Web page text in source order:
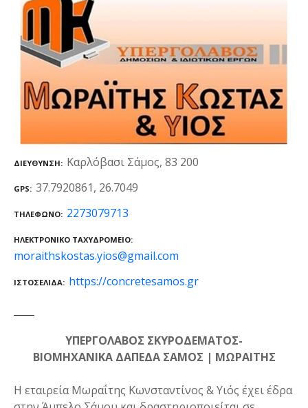
ΔΙΕΎΘΥΝΣΗ Καρλόβασι Σάμος, 83 200
GPS 37.7920861, 26.7049
ΤΗΛΈΦΩΝΟ 2273079713
ΗΛΕΚΤΡΟΝΙΚΌ ΤΑΧΥΔΡΟΜΕΊΟ
moraithskostas.yios@gmail.com
ΙΣΤΟΣΕΛΊΔΑ https://concretesamos.gr
ΥΠΕΡΓΟΛΑΒΟΣ ΣΚΥΡΟΔΕΜΑΤΟΣ-
ΒΙΟΜΗΧΑΝΙΚΑ ΔΑΠΕΔΑ ΣΑΜΟΣ | ΜΩΡΑΙΤΗΣ
Η εταιρεία Μωραΐτης Κωνσταντίνος & Υιός έχει έδρα